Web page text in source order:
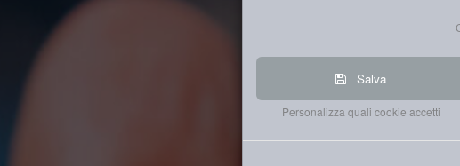
Salva
Personalizza quali cookie accetti